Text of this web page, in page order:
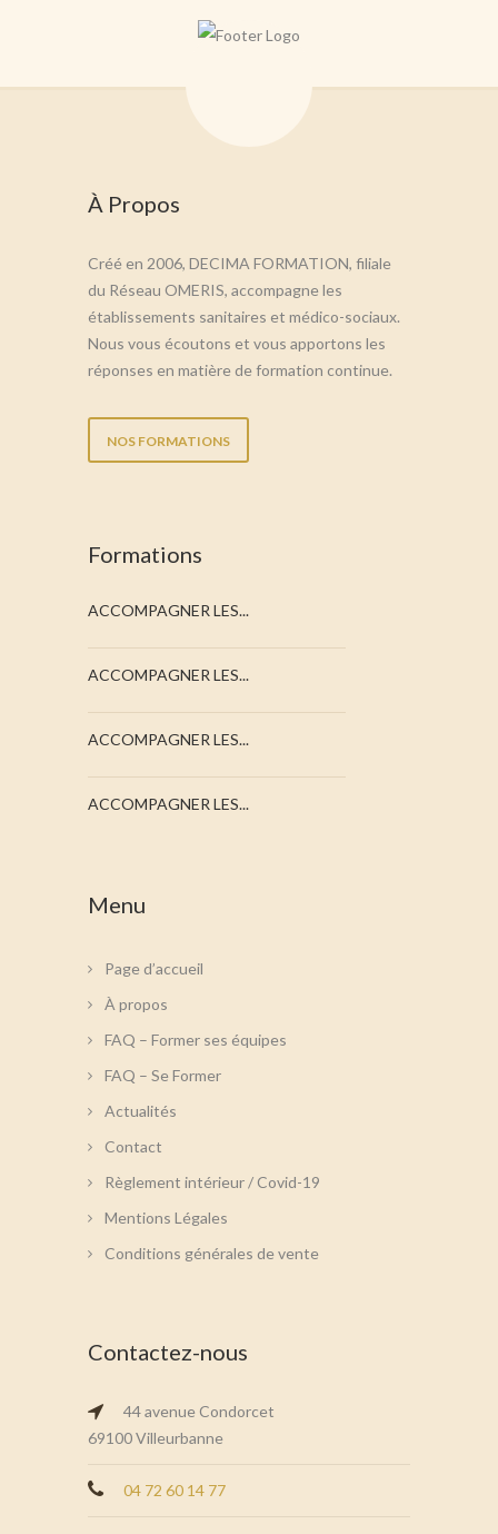
À Propos
Créé en 2006, DECIMA FORMATION, filiale
du Réseau OMERIS, accompagne les
établissements sanitaires et médico-sociaux.
Nous vous écoutons et vous apportons les
réponses en matière de formation continue.
NOS FORMATIONS
Formations
ACCOMPAGNER LES...
ACCOMPAGNER LES...
ACCOMPAGNER LES...
ACCOMPAGNER LES...
Menu
Page d’accueil
À propos
FAQ – Former ses équipes
FAQ – Se Former
Actualités
Contact
Règlement intérieur / Covid-19
Mentions Légales
Conditions générales de vente
Contactez-nous
44 avenue Condorcet
69100 Villeurbanne
04 72 60 14 77